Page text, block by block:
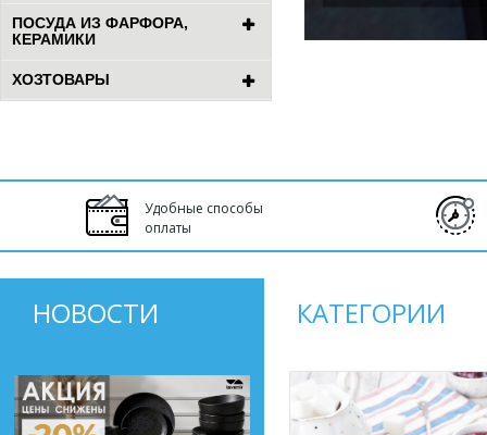
ПОСУДА ИЗ ФАРФОРА,
КЕРАМИКИ
ХОЗТОВАРЫ
Удобные способы
оплаты
НОВОСТИ КАТЕГОРИИ